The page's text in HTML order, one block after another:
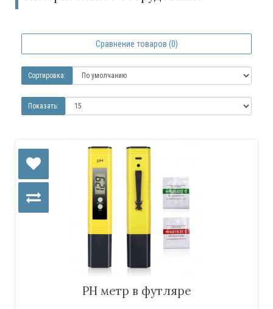
Сравнение товаров (0)
Сортировка:
Показать:
PH метр в футляре